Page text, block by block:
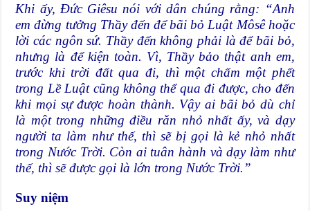
Khi ấy, Đức Giêsu nói với dân chúng rằng: “Anh
em đừng tưởng Thầy đến để bãi bỏ Luật Môsê hoặc
lời các ngôn sứ. Thầy đến không phải là để bãi bỏ,
nhưng là để kiện toàn. Vì, Thầy bảo thật anh em,
trước khi trời đất qua đi, thì một chấm một phết
trong Lề Luật cũng không thể qua đi được, cho đến
khi mọi sự được hoàn thành. Vậy ai bãi bỏ dù chỉ
là một trong những điều răn nhỏ nhất ấy, và dạy
người ta làm như thế, thì sẽ bị gọi là kẻ nhỏ nhất
trong Nước Trời. Còn ai tuân hành và dạy làm như
thế, thì sẽ được gọi là lớn trong Nước Trời.”
Suy niệm